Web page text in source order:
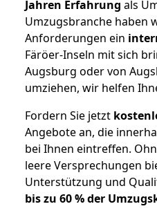
Jahren Erfahrung als
Umzugsbranche haben
Anforderungen ein
Färöer-Inseln mit sich
Augsburg oder von
umziehen, wir helfen
Fordern Sie jetzt
Angebote an, die
bei Ihnen eintreffen.
leere Versprechungen
Unterstützung und
bis zu 60 % der